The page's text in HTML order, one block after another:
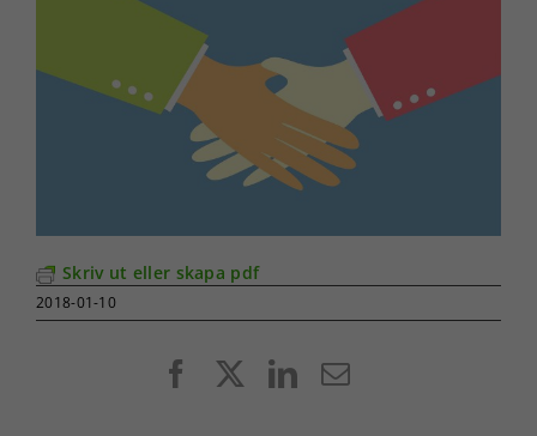
Skriv ut eller skapa pdf
2018-01-10
FacebookLinkedIn
E-